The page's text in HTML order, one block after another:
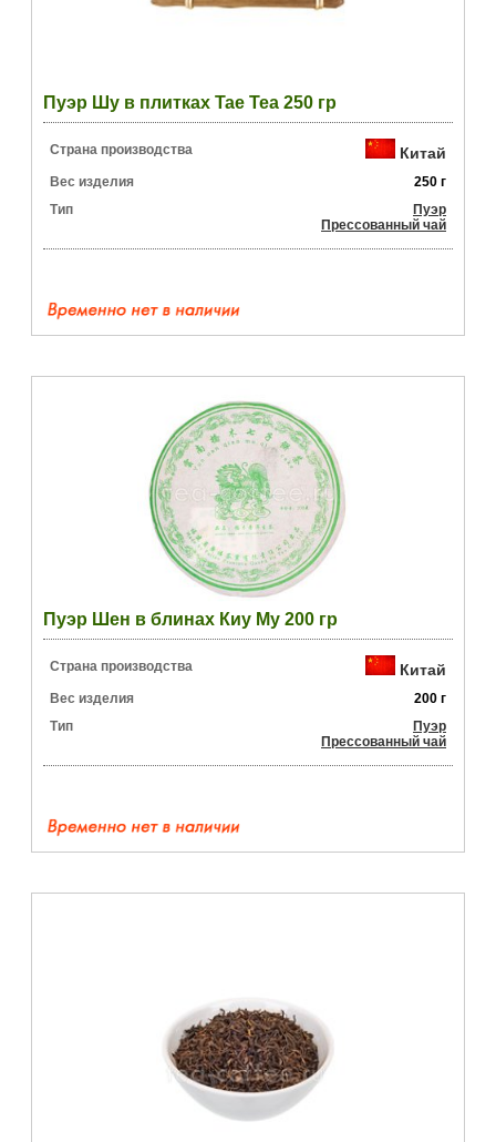
Пуэр Шу в плитках Tae Tea 250 гр
Страна производства Китай
Вес изделия
250 г
Тип
Пуэр
Прессованный чай
Пуэр Шен в блинах Киу Му 200 гр
Страна производства Китай
Вес изделия
200 г
Тип
Пуэр
Прессованный чай